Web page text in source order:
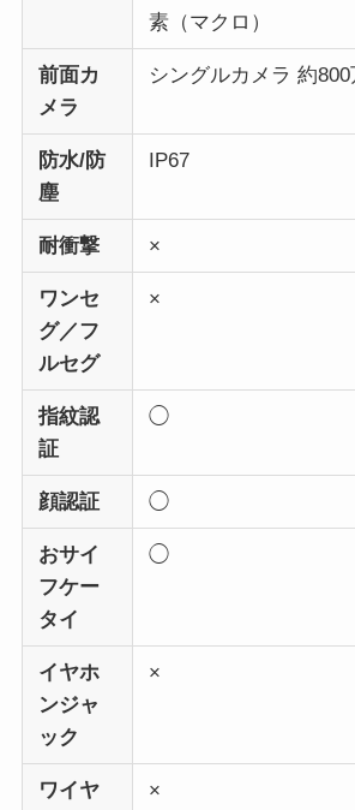
素（マクロ）
前面カ
メラ
シングルカメラ 約
防水/防
塵
IP67
耐衝撃 ×
ワンセ
グ／フ
ルセグ
×
指紋認
証
◯
顔認証 ◯
おサイ
フケー
タイ
◯
イヤホ
ンジャ
ック
×
ワイヤ
×